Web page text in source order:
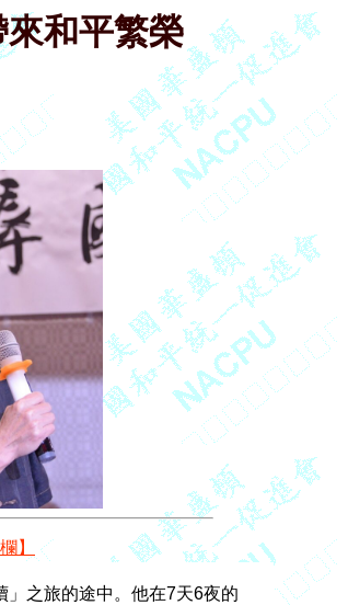
和平繁榮
】
」之旅的途中。他在7天6夜的